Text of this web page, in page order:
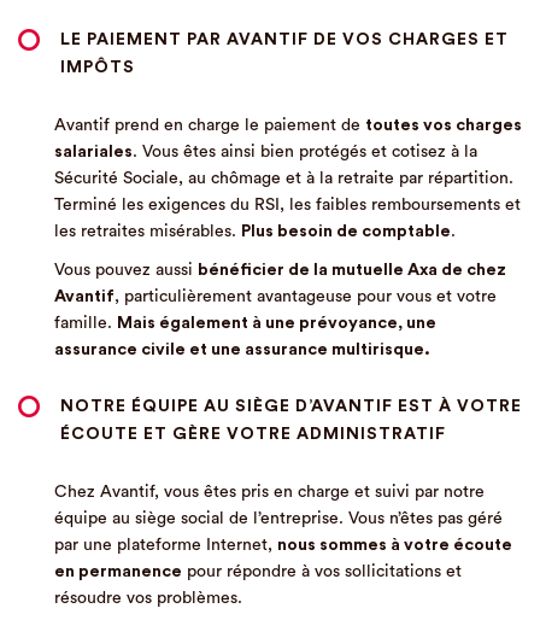
LE PAIEMENT PAR AVANTIF DE VOS CHARGES ET
IMPÔTS
Avantif prend en charge le paiement de toutes vos charges
salariales. Vous êtes ainsi bien protégés et cotisez à la
Sécurité Sociale, au chômage et à la retraite par répartition.
Terminé les exigences du RSI, les faibles remboursements et
les retraites misérables. Plus besoin de comptable.
Vous pouvez aussi bénéficier de la mutuelle Axa de chez
Avantif, particulièrement avantageuse pour vous et votre
famille. Mais également à une prévoyance, une
assurance civile et une assurance multirisque.
NOTRE ÉQUIPE AU SIÈGE D’AVANTIF EST À VOTRE
ÉCOUTE ET GÈRE VOTRE ADMINISTRATIF
Chez Avantif, vous êtes pris en charge et suivi par notre
équipe au siège social de l’entreprise. Vous n’êtes pas géré
par une plateforme Internet, nous sommes à votre écoute
en permanence pour répondre à vos sollicitations et
résoudre vos problèmes.